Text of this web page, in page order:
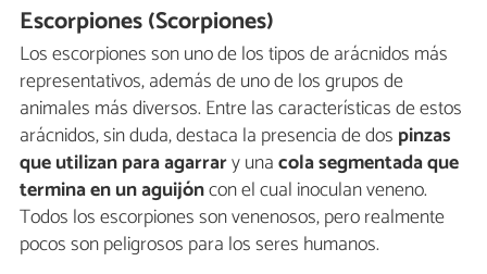
Escorpiones (Scorpiones)
Los escorpiones son uno de los tipos de arácnidos más
representativos, además de uno de los grupos de
animales más diversos. Entre las características de estos
arácnidos, sin duda, destaca la presencia de dos pinzas
que utilizan para agarrary unacola segmentadaque
termina en un aguijóncon el cual inoculan veneno.
Todos los escorpiones son venenosos, pero realmente
pocos son peligrosos para los seres humanos.